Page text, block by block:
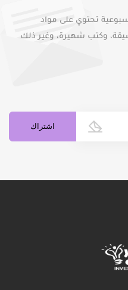
تحتوي على مواد
وكتب شهيرة، وغير ذلك